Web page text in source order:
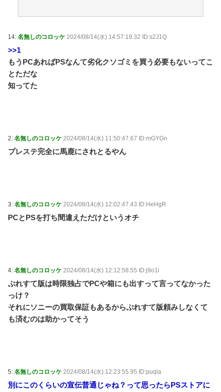
タキャンw賠償ルールないから無罪でーすw」→常連の
列がw / 5chまとめMAP(総合)
韓国人「熊本地震発生時の病院手術中に突然の大揺れ
が凄まじい状況だ」 / 5chまとめMAP(総合)
21:21)
【脱衣麻雀】「スーパーリアル麻雀 Venus Returns」8
月27日に発売決定！ / おまとめアンテナ
14: 名無しのコロッケ 2024/08/14(水) 14:57:19.32 ID:s2J1Q
>>1
もうPCあればPSなんて劣化クソゴミを買う必要もないってこ
とただな
知ってた
2: 名無しのコロッケ 2024/08/14(水) 11:50:47.67 ID:mGYGn
プレステ完全に馬鹿にされとるやん
3: 名無しのコロッケ 2024/08/14(水) 12:02:47.43 ID:HeHgR
PCとPSを打ち間違えただけというオチ
4: 名無しのコロッケ 2024/08/14(水) 12:12:58.55 ID:j9o1i
ぷれすて版は時限独占でPCや箱にも出すって言ってなかった
っけ？
それにソニーの買取保証もあるからぷれすて版頼みしなくて
も済むのは助かってそう
5: 名無しのコロッケ 2024/08/14(水) 12:23:55.95 ID:puqla
別にこのくらいの宣伝普通じゃね？って思ったらPSストアに